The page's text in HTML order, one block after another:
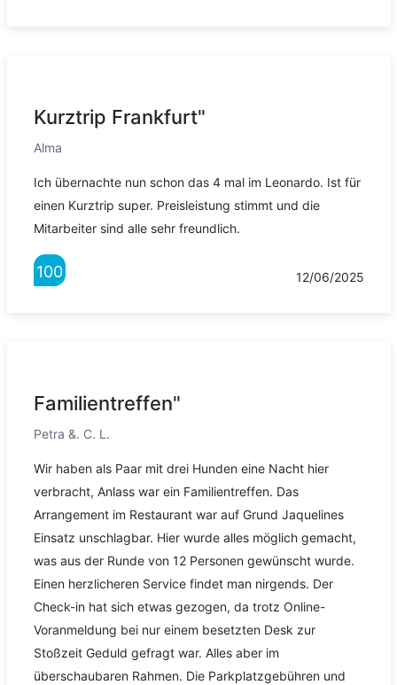
Kurztrip Frankfurt"
Alma
Ich übernachte nun schon das 4 mal im Leonardo. Ist für
einen Kurztrip super. Preisleistung stimmt und die
Mitarbeiter sind alle sehr freundlich.
100 12/06/2025
Familientreffen"
Petra &. C. L.
Wir haben als Paar mit drei Hunden eine Nacht hier
verbracht, Anlass war ein Familientreffen. Das
Arrangement im Restaurant war auf Grund Jaquelines
Einsatz unschlagbar. Hier wurde alles möglich gemacht,
was aus der Runde von 12 Personen gewünscht wurde.
Einen herzlicheren Service findet man nirgends. Der
Check-in hat sich etwas gezogen, da trotz Online-
Voranmeldung bei nur einem besetzten Desk zur
Stoßzeit Geduld gefragt war. Alles aber im
überschaubaren Rahmen. Die Parkplatzgebühren und